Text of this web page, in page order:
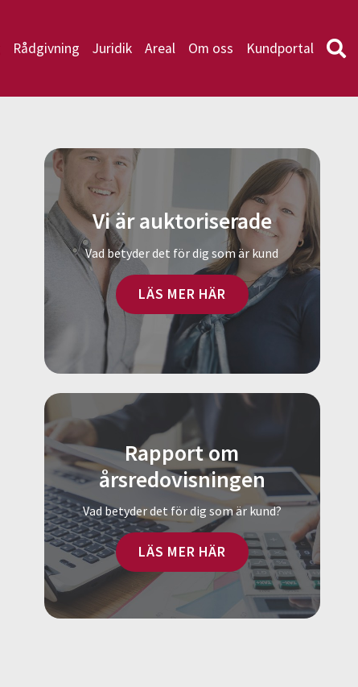
Rådgivning Juridik Areal Om oss Kundportal
Vi är auktoriserade
Vad betyder det för dig som är kund
LÄS MER HÄR
Rapport om
årsredovisningen
Vad betyder det för dig som är kund?
LÄS MER HÄR